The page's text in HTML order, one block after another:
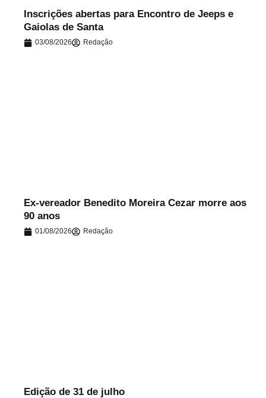
Inscrições abertas para Encontro de Jeeps e
Gaiolas de Santa
03/08/2026 Redação
Ex-vereador Benedito Moreira Cezar morre aos
90 anos
01/08/2026 Redação
Edição de 31 de julho